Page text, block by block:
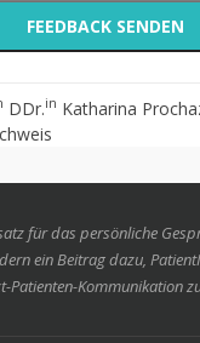
DDr.in Katharina
für das persönliche
ein Beitrag dazu,
Patienten-Kommunikation